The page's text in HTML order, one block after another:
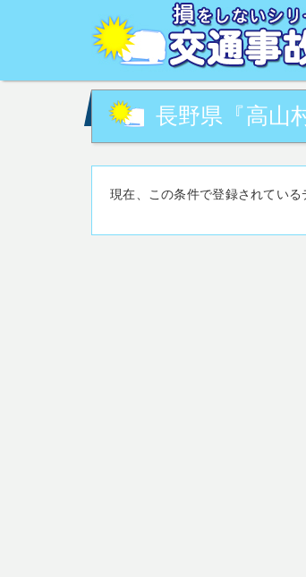
交通事故被害でお困りの方へ。交通事
の相談など。交通事故被害に関して、
長野県『高山
現在、この条件で登録されている